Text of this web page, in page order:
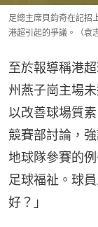
足總主席貝鈞奇在記招
港超引起的爭議。（袁
至於報導稱港
州燕子崗主場
以改善球場質
競賽部討論，
地球隊參賽的
足球福祉。球
好？」